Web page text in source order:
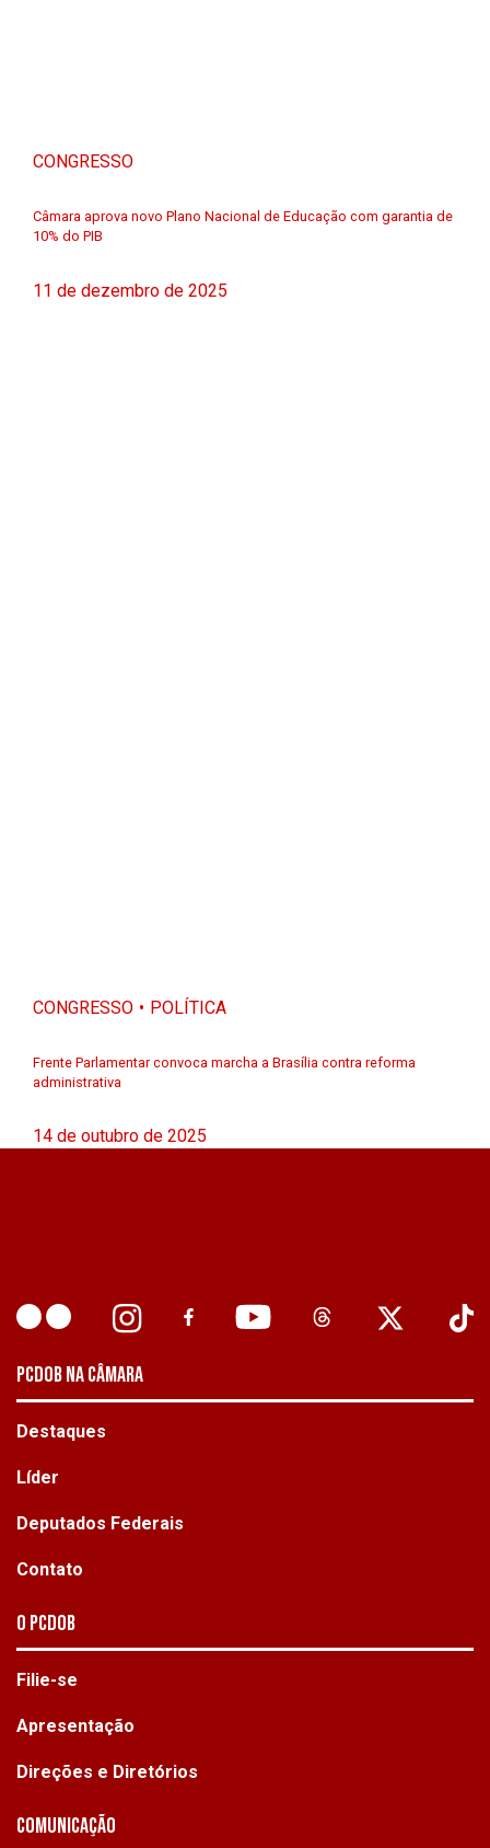
CONGRESSO
Câmara aprova novo Plano Nacional de Educação com garantia de
10% do PIB
11 de dezembro de 2025
CONGRESSO POLÍTICA
Frente Parlamentar convoca marcha a Brasília contra reforma
administrativa
14 de outubro de 2025
PCDOB NA CÂMARA
Destaques
Líder
Deputados Federais
Contato
O PCdoB
Filie-se
Apresentação
Direções e Diretórios
Comunicação